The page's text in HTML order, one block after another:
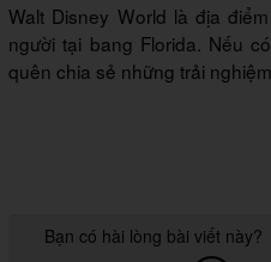
Walt Disney World là địa
người tại bang Florida. Nếu
quên chia sẻ những trải
Bạn có hài lòng bài viết này?